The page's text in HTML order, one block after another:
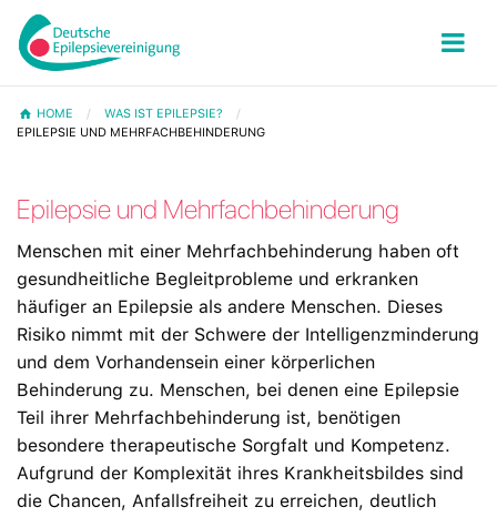
HOME
WAS IST EPILEPSIE?
EPILEPSIE UND MEHRFACHBEHINDERUNG
Epilepsie und Mehrfachbehinderung
Menschen mit einer Mehrfachbehinderung haben oft
gesundheitliche Begleitprobleme und erkranken
häufiger an Epilepsie als andere Menschen. Dieses
Risiko nimmt mit der Schwere der Intelligenzminderung
und dem Vorhandensein einer körperlichen
Behinderung zu. Menschen, bei denen eine Epilepsie
Teil ihrer Mehrfachbehinderung ist, benötigen
besondere therapeutische Sorgfalt und Kompetenz.
Aufgrund der Komplexität ihres Krankheitsbildes sind
die Chancen, Anfallsfreiheit zu erreichen, deutlich